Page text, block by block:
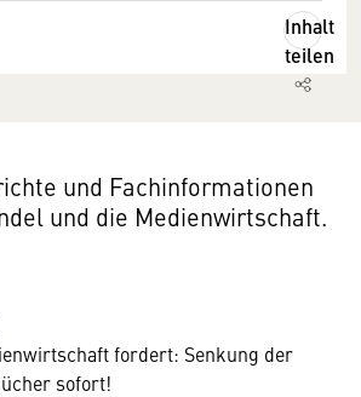
Inhalt
teilen
und Fachinformationen
und die Medienwirtschaft.
fordert: Senkung der
sofort!